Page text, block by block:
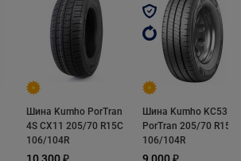
обуславливающим
срок службы шины, являются 3D-
многочисленных
протекторные элементы
функцию. Они обеспечивают
Шина Kumho PorTran
4S CX11 205/70 R15C
106/104R
Шина Kumho KC53
PorTran 205/70 R15
106/104R